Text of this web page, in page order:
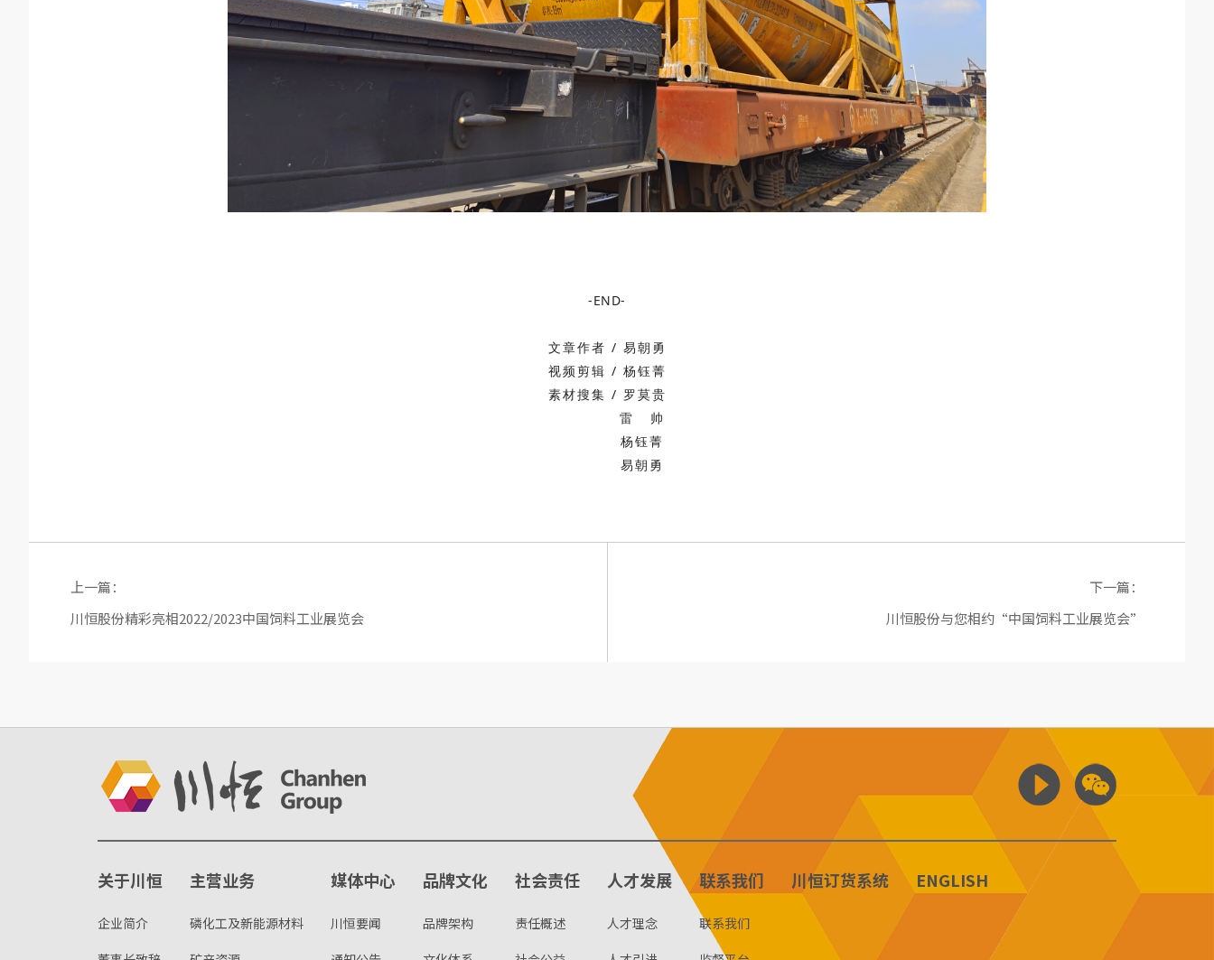
-END-
文章作者 / 易朝勇
视频剪辑 / 杨钰菁
素材搜集 / 罗莫贵
雷 帅
杨钰菁
易朝勇
上一篇：
川恒股份精彩亮相2022/2023中国饲料工业展览会
下一篇：
川恒股份与您相约“中国饲料工业展览会”
关于川恒
企业简介
主营业务
磷化工及新能源材料
媒体中心
川恒要闻
品牌文化
品牌架构
社会责任
责任概述
人才发展
人才理念
联系我们
联系我们
川恒订货系统 ENGLISH